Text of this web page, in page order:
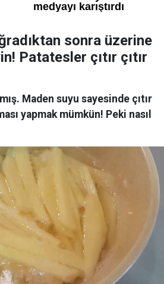
sonra üzerine
Patatesler çıtır çıtır
Maden suyu sayesinde çıtır
yapmak mümkün! Peki nasıl